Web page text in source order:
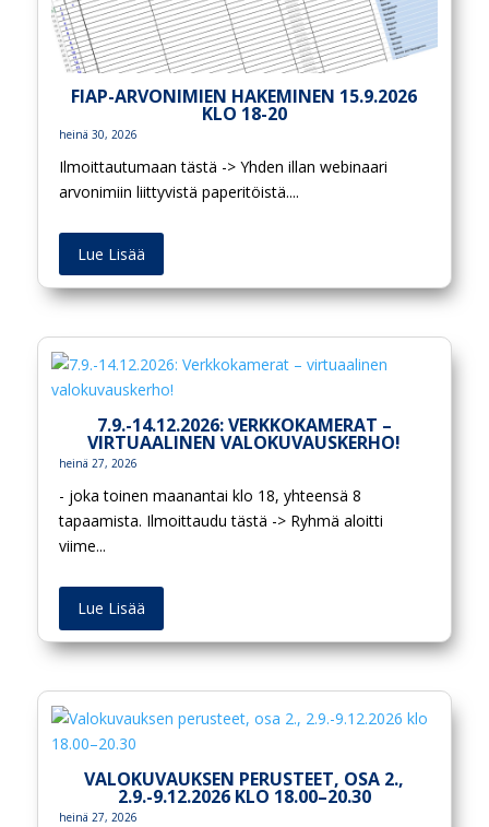
FIAP-ARVONIMIEN HAKEMINEN 15.9.2026
KLO 18-20
heinä 30, 2026
Ilmoittautumaan tästä -> Yhden illan webinaari
arvonimiin liittyvistä paperitöistä....
Lue Lisää
7.9.-14.12.2026: VERKKOKAMERAT –
VIRTUAALINEN VALOKUVAUSKERHO!
heinä 27, 2026
- joka toinen maanantai klo 18, yhteensä 8
tapaamista. Ilmoittaudu tästä -> Ryhmä aloitti
viime...
Lue Lisää
VALOKUVAUKSEN PERUSTEET, OSA 2.,
2.9.-9.12.2026 KLO 18.00–20.30
heinä 27, 2026